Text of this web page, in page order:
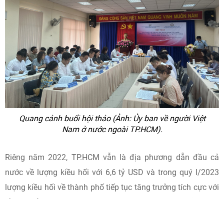
Quang cảnh buổi hội thảo (Ảnh: Ủy ban về người Việt
Nam ở nước ngoài TP.HCM).
Riêng năm 2022, TP.HCM vẫn là địa phương dẫn đầu cả
nước về lượng kiều hối với 6,6 tỷ USD và trong quý I/2023
lượng kiều hối về thành phố tiếp tục tăng trưởng tích cực với